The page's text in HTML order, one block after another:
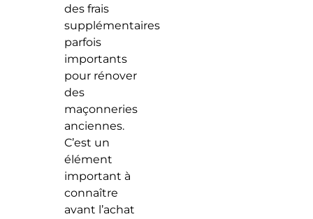
des frais
supplémentaires
parfois
importants
pour rénover
des
maçonneries
anciennes.
C’est un
élément
important à
connaître
avant l’achat